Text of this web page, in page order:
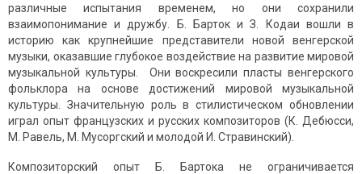
различные испытания временем, но они сохранили
взаимопонимание и дружбу. Б. Барток и З. Кодаи вошли в
историю как крупнейшие представители новой венгерской
музыки, оказавшие глубокое воздействие на развитие мировой
музыкальной культуры. Они воскресили пласты венгерского
фольклора на основе достижений мировой музыкальной
культуры. Значительную роль в стилистическом обновлении
играл опыт французских и русских композиторов (К. Дебюсси,
М. Равель, М. Мусоргский и молодой И. Стравинский).
Композиторский опыт Б. Бартока не ограничивается